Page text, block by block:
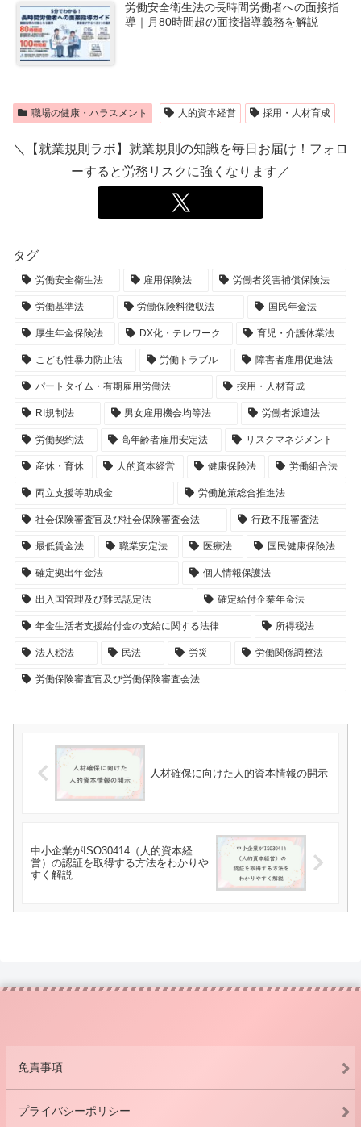
労働安全衛生法の長時間労働者への面接指
導｜月80時間超の面接指導義務を解説
職場の健康・ハラスメント 人的資本経営 採用・人材育成
＼【就業規則ラボ】就業規則の知識を毎日お届け！フォロ
ーすると労務リスクに強くなります／
タグ
労働安全衛生法 雇用保険法 労働者災害補償保険法
労働基準法 労働保険料徴収法 国民年金法
厚生年金保険法 DX化・テレワーク 育児・介護休業法
こども性暴力防止法 労働トラブル 障害者雇用促進法
パートタイム・有期雇用労働法 採用・人材育成
RI規制法 男女雇用機会均等法 労働者派遣法
労働契約法 高年齢者雇用安定法 リスクマネジメント
産休・育休 人的資本経営 健康保険法 労働組合法
両立支援等助成金 労働施策総合推進法
社会保険審査官及び社会保険審査会法 行政不服審査法
最低賃金法 職業安定法 医療法 国民健康保険法
確定拠出年金法 個人情報保護法
出入国管理及び難民認定法 確定給付企業年金法
年金生活者支援給付金の支給に関する法律 所得税法
法人税法 民法 労災 労働関係調整法
労働保険審査官及び労働保険審査会法
人材確保に向けた人的資本情報の開示
中小企業がISO30414（人的資本経
営）の認証を取得する方法をわかりや
すく解説
免責事項
プライバシーポリシー